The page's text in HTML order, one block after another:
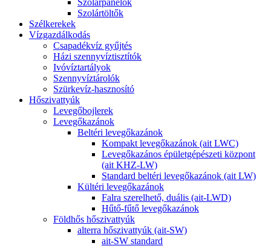
Szolárpanelok
Szolártöltők
Szélkerekek
Vízgazdálkodás
Csapadékvíz gyűjtés
Házi szennyvíztisztítók
Ivóvíztartályok
Szennyvíztárolók
Szürkevíz-hasznosító
Hőszivattyúk
Levegőbojlerek
Levegőkazánok
Beltéri levegőkazánok
Kompakt levegőkazánok (ait LWC)
Levegőkazános épületgépészeti központ
(ait KHZ-LW)
Standard beltéri levegőkazánok (ait LW)
Kültéri levegőkazánok
Falra szerelhető, duális (ait-LWD)
Hűtő-fűtő levegőkazánok
Földhős hőszivattyúk
alterra hőszivattyúk (ait-SW)
ait-SW standard